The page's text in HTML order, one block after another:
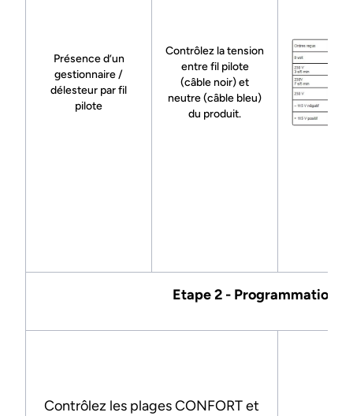
Présence d’un
gestionnaire /
délesteur par fil
pilote
Contrôlez la tension
entre fil pilote
(câble noir) et
neutre (câble bleu)
du produit.
Etape 2 - Programmation
Contrôlez les plages CONFORT et